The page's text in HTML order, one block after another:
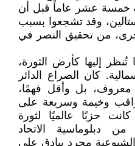
خمسة عشر عاماً قبل أن
وقد تشجعوا بسبب
من تحقيق النصر في
إليها كأرض الثورة،
كان الصراع الدائر
معروف، بل وأقل فهمًا،
وخيمة وسريعة على
حزبًا عالميًا لثورة
دبلوماسية الاتحاد
مجرد بيادق على